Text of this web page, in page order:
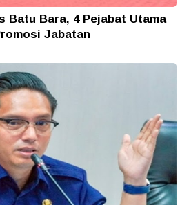
Batu Bara, 4 Pejabat Utama
Jabatan